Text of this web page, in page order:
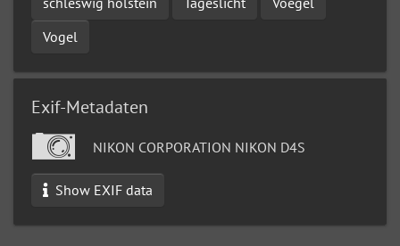
Vogel
Exif-Metadaten
NIKON CORPORATION NIKON D4S
Show EXIF data